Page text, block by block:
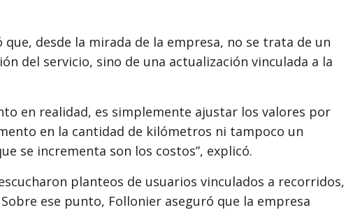
desde la mirada de la empresa, no se trata de un
del servicio, sino de una actualización vinculada a la
en realidad, es simplemente ajustar los valores por
en la cantidad de kilómetros ni tampoco un
se incrementa son los costos”, explicó.
planteos de usuarios vinculados a recorridos,
ese punto, Follonier aseguró que la empresa